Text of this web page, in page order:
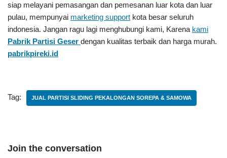
siap melayani pemasangan dan pemesanan luar kota dan luar
pulau, mempunyai marketing support kota besar seluruh
indonesia. Jangan ragu lagi menghubungi kami, Karena kami
Pabrik Partisi Geser dengan kualitas terbaik dan harga murah.
pabrikpireki.id
Tag: JUAL PARTISI SLIDING PEKALONGAN SOREPA & SAMOWA
Join the conversation